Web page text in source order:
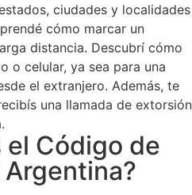
ciudades y localidades
cómo marcar un
distancia. Descubrí cómo
o celular, ya sea para una
el extranjero. Además, te
una llamada de extorsión
el Código de